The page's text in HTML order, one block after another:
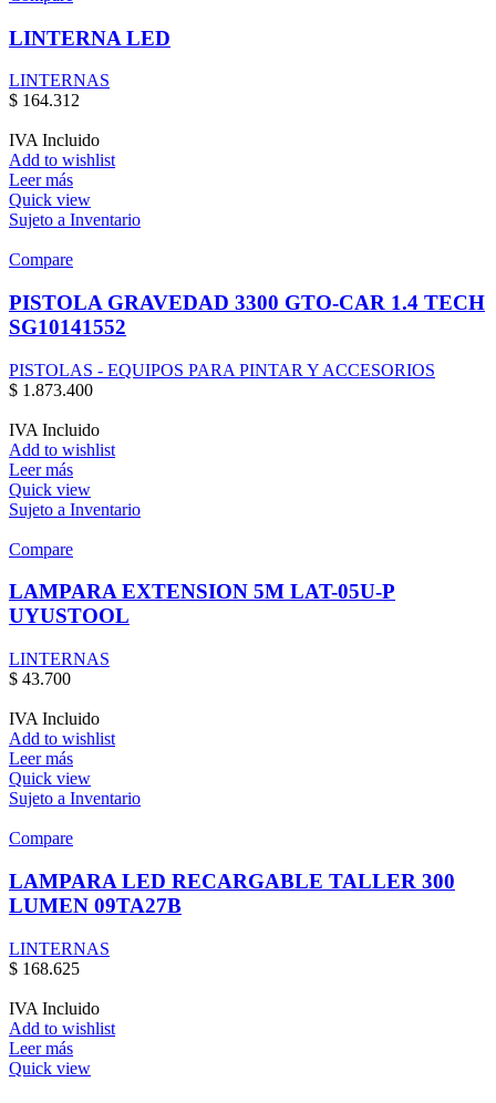
LINTERNA LED
LINTERNAS
$ 164.312
IVA Incluido
Add to wishlist
Leer más
Quick view
Sujeto a Inventario
Compare
PISTOLA GRAVEDAD 3300 GTO-CAR 1.4 TECH
SG10141552
PISTOLAS - EQUIPOS PARA PINTAR Y ACCESORIOS
$ 1.873.400
IVA Incluido
Add to wishlist
Leer más
Quick view
Sujeto a Inventario
Compare
LAMPARA EXTENSION 5M LAT-05U-P
UYUSTOOL
LINTERNAS
$ 43.700
IVA Incluido
Add to wishlist
Leer más
Quick view
Sujeto a Inventario
Compare
LAMPARA LED RECARGABLE TALLER 300
LUMEN 09TA27B
LINTERNAS
$ 168.625
IVA Incluido
Add to wishlist
Leer más
Quick view